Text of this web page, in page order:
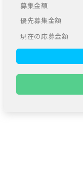
募集金額
優先募集金額
現在の応募金額